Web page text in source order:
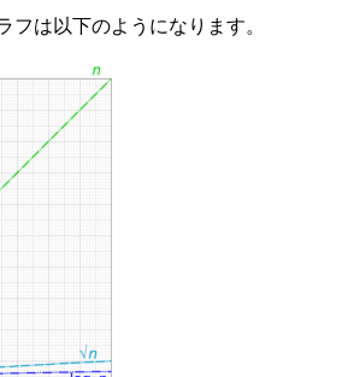
は以下のようになります。